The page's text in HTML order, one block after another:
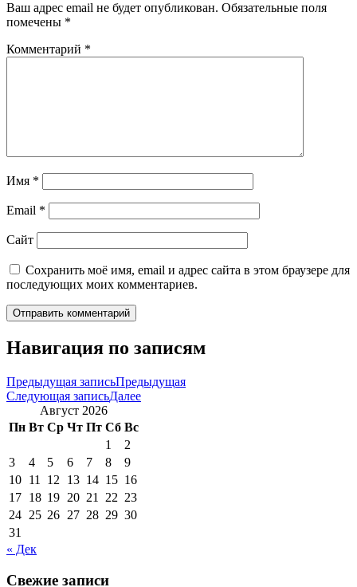
Ваш адрес email не будет опубликован. Обязательные поля
помечены *
Комментарий *
Имя *
Email *
Сайт
Сохранить моё имя, email и адрес сайта в этом браузере для
последующих моих комментариев.
Навигация по записям
Предыдущая записьПредыдущая
Следующая записьДалее
Август 2026
Пн Вт Ср Чт Пт Сб Вс
1
2
3
4 5 6 7 8
9
10 11 12 13 14 15 16
17 18 19 20 21 22 23
24 25 26 27 28 29 30
31
« Дек
Свежие записи